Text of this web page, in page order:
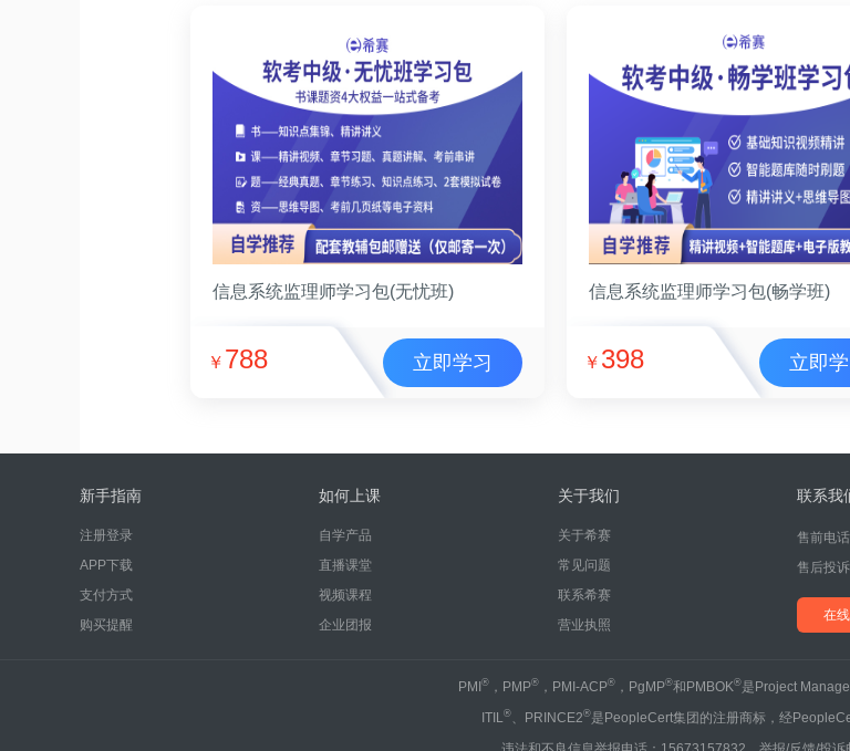
信息系统监理师学习包(无忧班)
￥ 788 立即学习
信息系统监理师学习包(畅学班)
￥ 398 立即
新手指南
注册登录
APP下载
支付方式
购买提醒
如何上课
自学产品
直播课堂
视频课程
企业团报
关于我们
关于希赛
常见问题
联系希赛
营业执照
联系我
售前电话
售后投诉
在
PMI®，PMP®，PMI-ACP®，PgMP®和PMBOK®是Project
ITIL®、PRINCE2®是PeopleCert集团的注册商标，经